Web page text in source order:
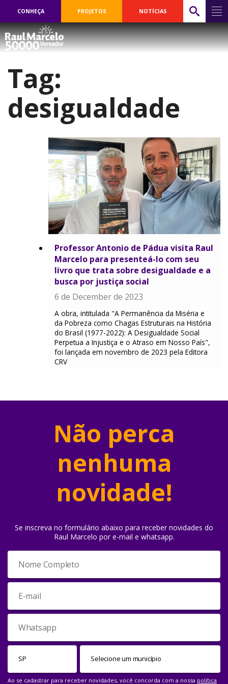
CONHEÇA PROJETOS NOTÍCIAS
Tag:
desigualdade
Professor Antonio de Pádua visita Raul
Marcelo para presenteá-lo com seu
livro que trata sobre desigualdade e a
busca por justiça social
6 de December de 2023
A obra, intitulada "A Permanência da Miséria e
da Pobreza como Chagas Estruturais na História
do Brasil (1977-2022): A Desigualdade Social
Perpetua a Injustiça e o Atraso em Nosso País",
foi lançada em novembro de 2023 pela Editora
CRV
Não perca
nenhuma
novidade!
Se inscreva no formulário abaixo para receber novidades do
Raul Marcelo por e-mail e whatsapp.
Ao se cadastrar para receber novidades, você concorda com a nossa política